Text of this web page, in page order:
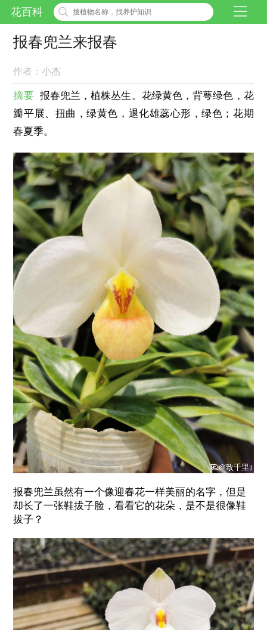
花百科
报春兜兰来报春
作者：小杰
摘要 报春兜兰，植株丛生。花绿黄色，背萼绿色，花
瓣平展、扭曲，绿黄色，退化雄蕊心形，绿色；花期
春夏季。
报春兜兰虽然有一个像迎春花一样美丽的名字，但是
却长了一张鞋拔子脸，看看它的花朵，是不是很像鞋
拔子？